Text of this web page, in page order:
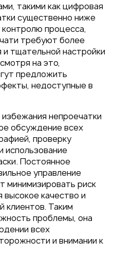
такими как цифровая
существенно ниже
процесса,
требуют более
тщательной настройки
на это,
предложить
недоступные в
непроечатки
обсуждение всех
проверку
использование
Постоянное
управление
минимизировать риск
высокое качество и
клиентов. Таким
проблемы, она
всех
и внимании к